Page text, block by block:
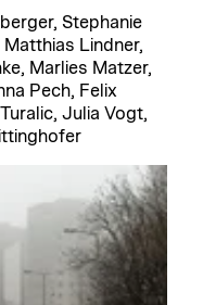
Stephanie
Lindner,
Marlies Matzer,
Pech, Felix
Julia Vogt,